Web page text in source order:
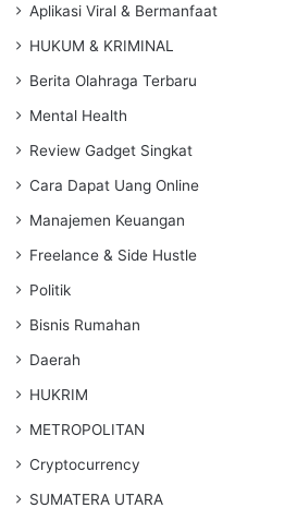
Aplikasi Viral & Bermanfaat
HUKUM & KRIMINAL
Berita Olahraga Terbaru
Mental Health
Review Gadget Singkat
Cara Dapat Uang Online
Manajemen Keuangan
Freelance & Side Hustle
Politik
Bisnis Rumahan
Daerah
HUKRIM
METROPOLITAN
Cryptocurrency
SUMATERA UTARA